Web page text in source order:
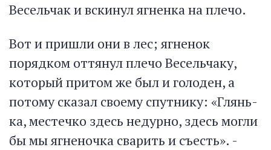
Весельчак и вскинул ягненка на плечо.
Вот и пришли они в лес; ягненок
порядком оттянул плечо Весельчаку,
который притом же был и голоден, а
потому сказал своему спутнику: «Глянь-
ка, местечко здесь недурно, здесь могли
бы мы ягненочка сварить и съесть». -